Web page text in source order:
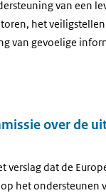
van een
het
van gevoelige
over de
verslag dat de
het ondersteunen